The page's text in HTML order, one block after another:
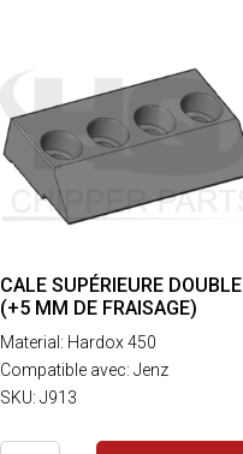
CALE SUPÉRIEURE DOUBLE
(+5 MM DE FRAISAGE)
Material: Hardox 450
Compatible avec: Jenz
SKU: J913